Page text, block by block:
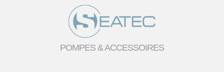
POMPES & ACCESSOIRES